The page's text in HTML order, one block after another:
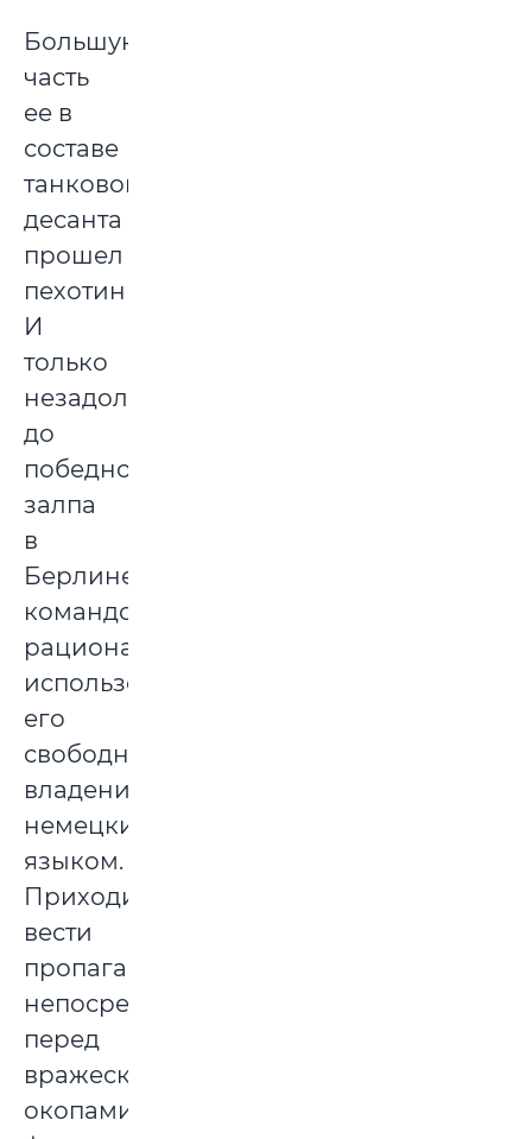
Большую
часть
ее в
составе
танкового
десанта
прошел
пехотинцем.
И
только
незадолго
до
победного
залпа
в
Берлине
командование
рационально
использовало
его
свободное
владение
немецким
языком.
Приходилось
вести
пропаганду
непосредственно
перед
вражескими
окопами,